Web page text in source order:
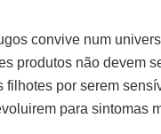
convive num
produtos não devem
por serem
para sintomas